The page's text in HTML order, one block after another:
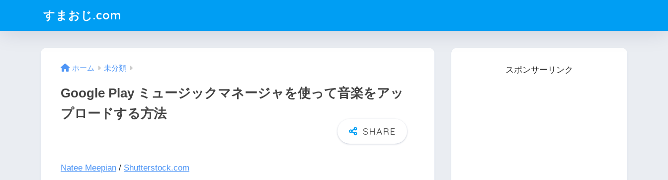
すまおじ.com
ホーム 未分類
Google Play ミュージックマネージャを使って音楽をアッ
プロードする方法
Natee Meepian / Shutterstock.com
スポンサーリンク